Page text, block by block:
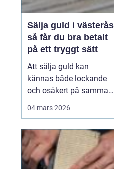
Sälja guld i västerås
så får du bra betalt
på ett tryggt sätt
Att sälja guld kan
kännas både lockande
och osäkert på samma
eller smycken från ett
dödsbo som ingen
använder. Värdet kan
04 mars 2026